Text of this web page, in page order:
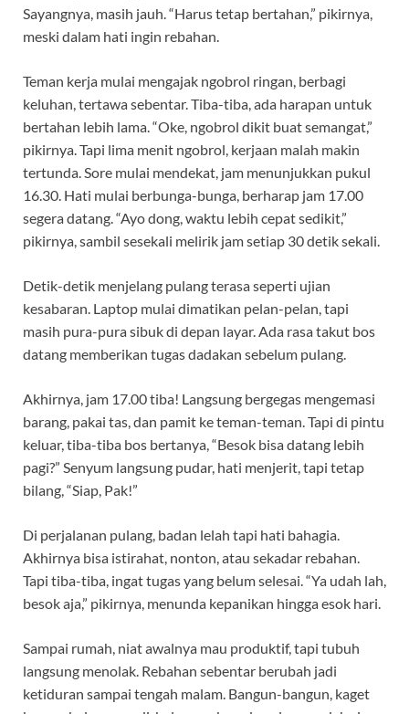
Sayangnya, masih jauh. “Harus tetap bertahan,” pikirnya,
meski dalam hati ingin rebahan.
Teman kerja mulai mengajak ngobrol ringan, berbagi
keluhan, tertawa sebentar. Tiba-tiba, ada harapan untuk
bertahan lebih lama. “Oke, ngobrol dikit buat semangat,”
pikirnya. Tapi lima menit ngobrol, kerjaan malah makin
tertunda. Sore mulai mendekat, jam menunjukkan pukul
16.30. Hati mulai berbunga-bunga, berharap jam 17.00
segera datang. “Ayo dong, waktu lebih cepat sedikit,”
pikirnya, sambil sesekali melirik jam setiap 30 detik sekali.
Detik-detik menjelang pulang terasa seperti ujian
kesabaran. Laptop mulai dimatikan pelan-pelan, tapi
masih pura-pura sibuk di depan layar. Ada rasa takut bos
datang memberikan tugas dadakan sebelum pulang.
Akhirnya, jam 17.00 tiba! Langsung bergegas mengemasi
barang, pakai tas, dan pamit ke teman-teman. Tapi di pintu
keluar, tiba-tiba bos bertanya, “Besok bisa datang lebih
pagi?” Senyum langsung pudar, hati menjerit, tapi tetap
bilang, “Siap, Pak!”
Di perjalanan pulang, badan lelah tapi hati bahagia.
Akhirnya bisa istirahat, nonton, atau sekadar rebahan.
Tapi tiba-tiba, ingat tugas yang belum selesai. “Ya udah lah,
besok aja,” pikirnya, menunda kepanikan hingga esok hari.
Sampai rumah, niat awalnya mau produktif, tapi tubuh
langsung menolak. Rebahan sebentar berubah jadi
ketiduran sampai tengah malam. Bangun-bangun, kaget